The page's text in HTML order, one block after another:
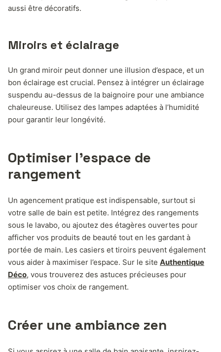
aussi être décoratifs.
Miroirs et éclairage
Un grand miroir peut donner une illusion d’espace, et un
bon éclairage est crucial. Pensez à intégrer un éclairage
suspendu au-dessus de la baignoire pour une ambiance
chaleureuse. Utilisez des lampes adaptées à l’humidité
pour garantir leur longévité.
Optimiser l’espace de
rangement
Un agencement pratique est indispensable, surtout si
votre salle de bain est petite. Intégrez des rangements
sous le lavabo, ou ajoutez des étagères ouvertes pour
afficher vos produits de beauté tout en les gardant à
portée de main. Les casiers et tiroirs peuvent également
vous aider à maximiser l’espace. Sur le site Authentique
Déco, vous trouverez des astuces précieuses pour
optimiser vos choix de rangement.
Créer une ambiance zen